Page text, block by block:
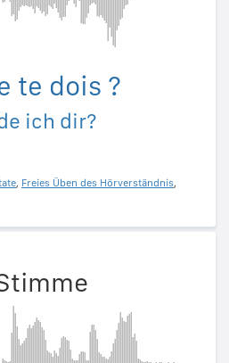
te dois ?
ich dir?
, Freies Üben des Hörverständnis,